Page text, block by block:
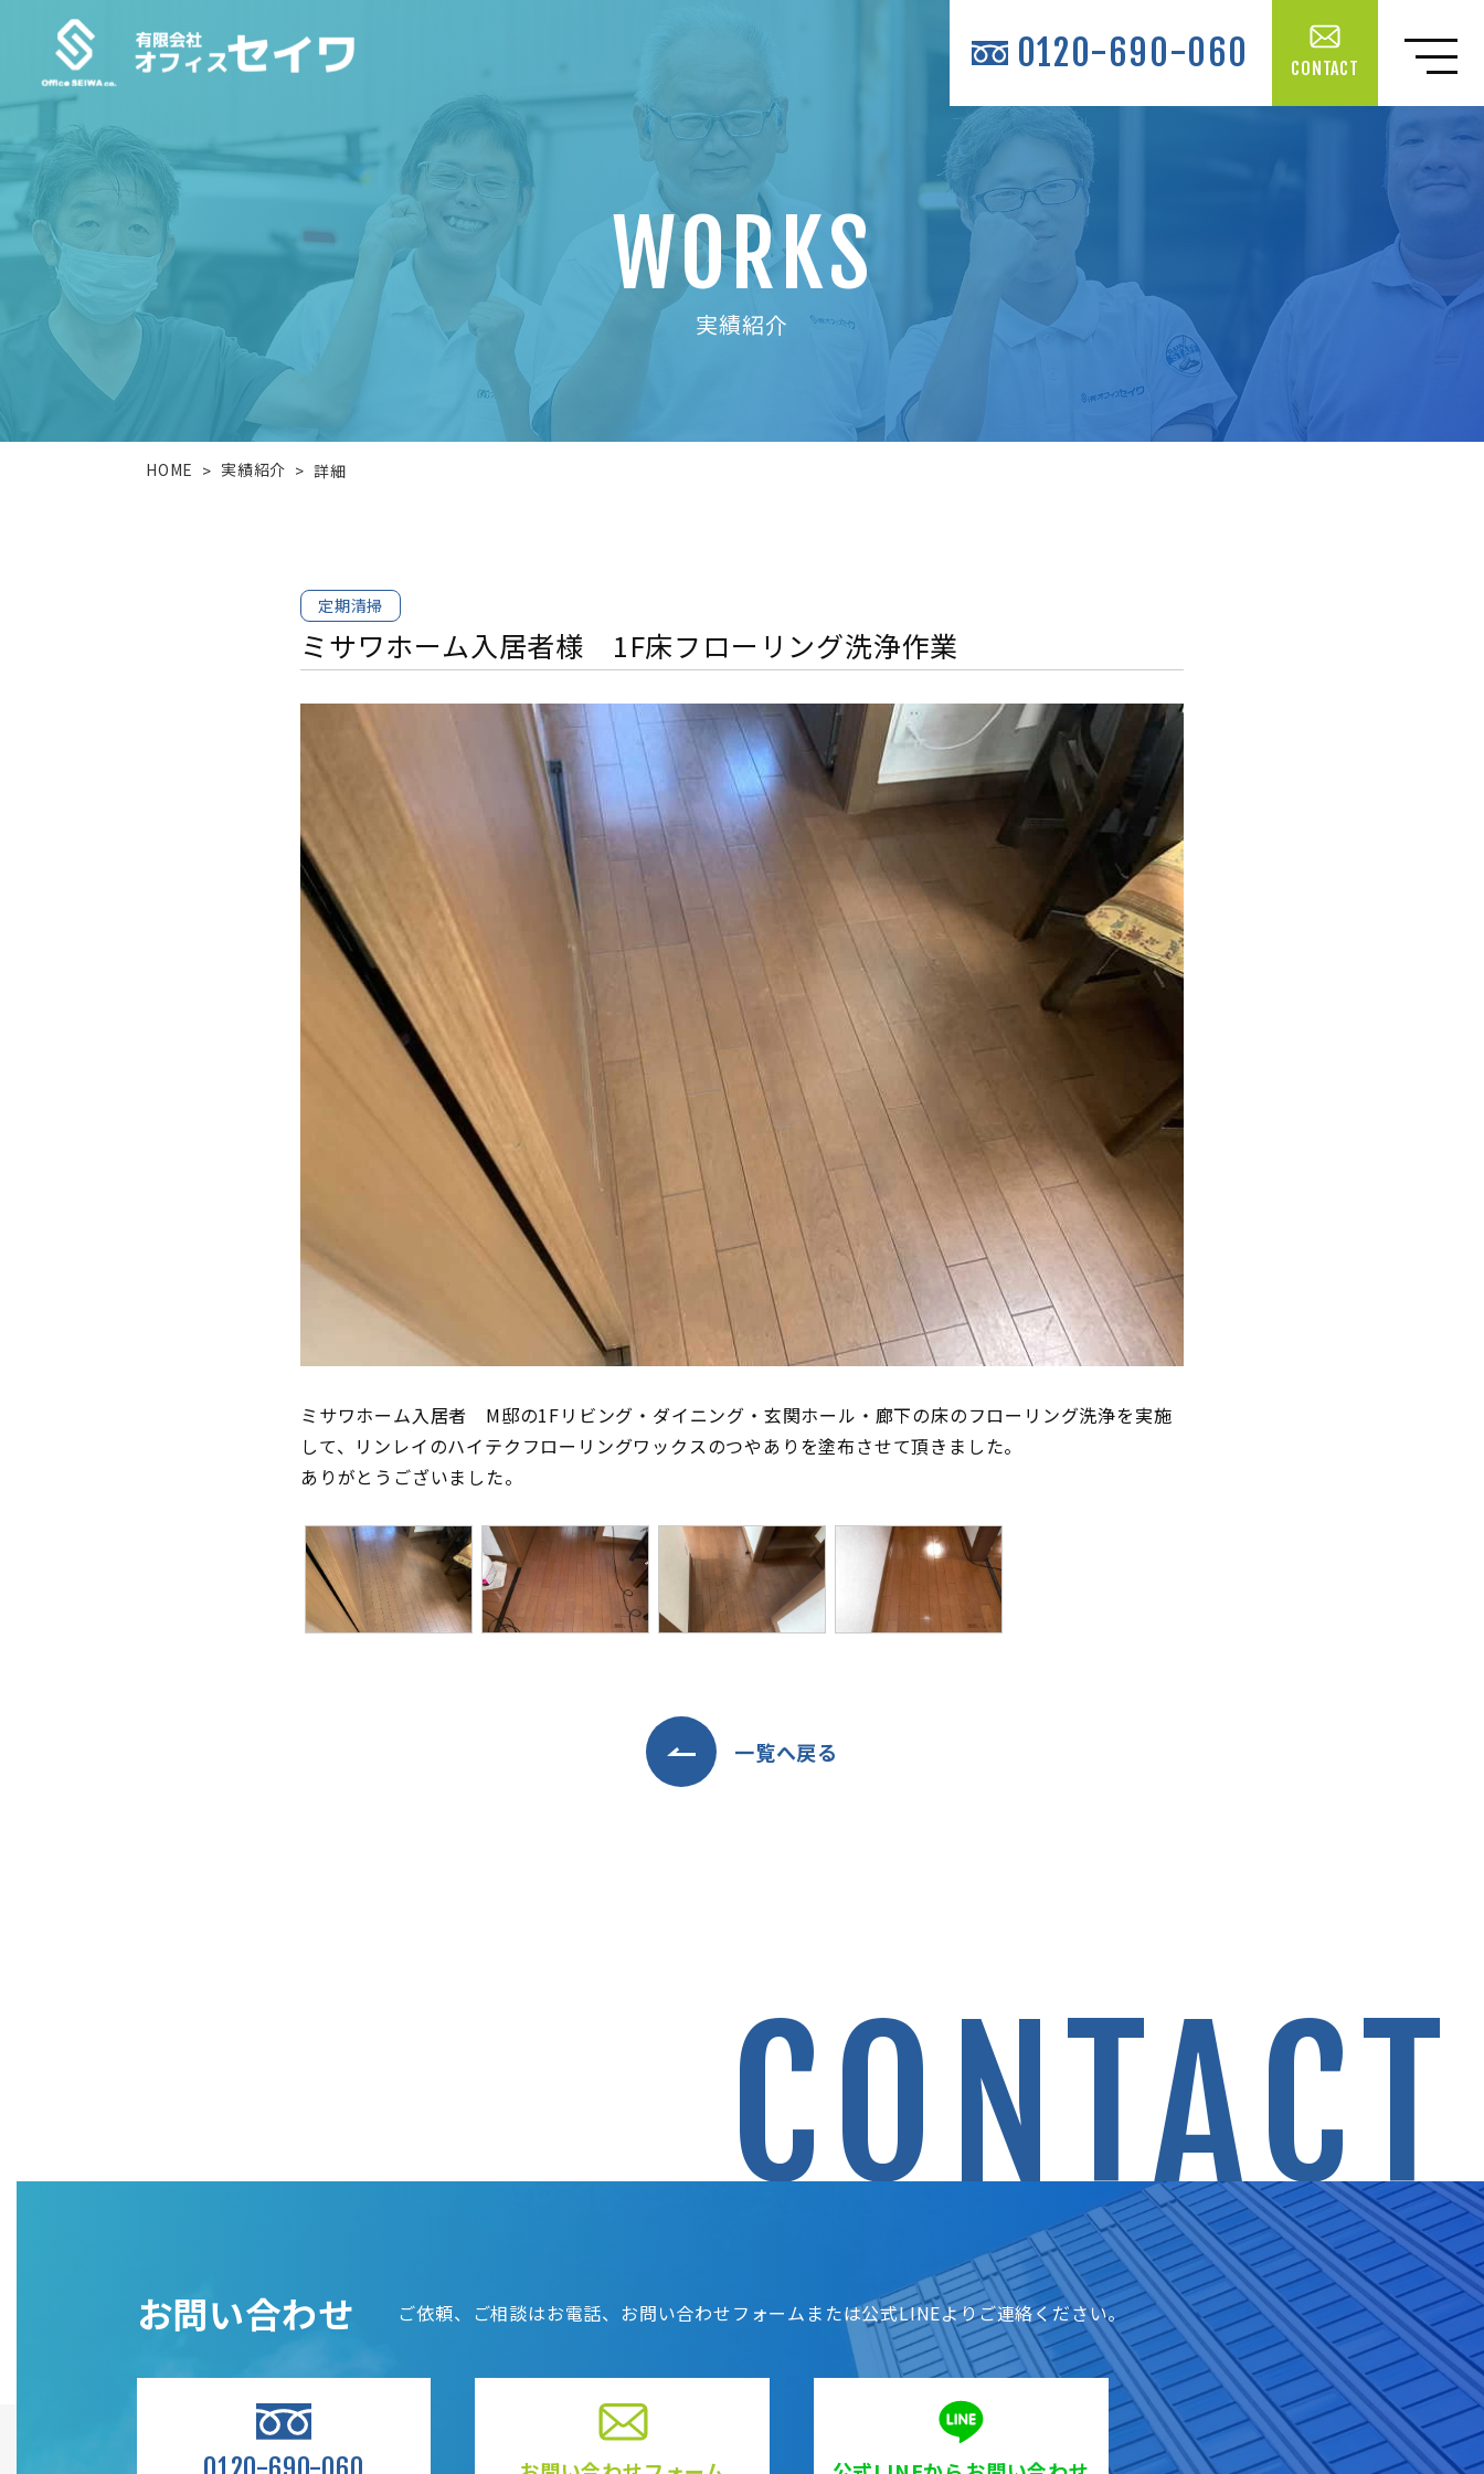
0120-690-060 CONTACT
WORKS
実績紹介
HOME > 実績紹介 > 詳細
定期清掃
ミサワホーム入居者様 1F床フローリング洗浄作業
ミサワホーム入居者 M邸の1Fリビング・ダイニング・玄関ホール・廊下の床のフローリング洗浄を実施
して、リンレイのハイテクフローリングワックスのつやありを塗布させて頂きました。
ありがとうございました。
一覧へ戻る
CONTACT
お問い合わせ ご依頼、ご相談はお電話、お問い合わせフォームまたは公式LINEよりご連絡ください。